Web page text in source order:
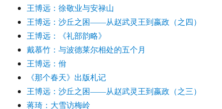
王博远：徐敬业与安禄山
王博远：沙丘之困——从赵武灵王到嬴政（之四）
王博远：《礼部韵略》
戴慕竹：与波德莱尔相处的五个月
王博远：佾
《那个春天》出版札记
王博远：沙丘之困——从赵武灵王到嬴政（之三）
蒋琦：大雪访梅岭